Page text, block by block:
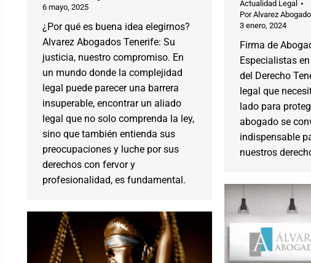
6 mayo, 2025
¿Por qué es buena idea elegirnos?
Alvarez Abogados Tenerife: Su
justicia, nuestro compromiso. En
un mundo donde la complejidad
legal puede parecer una barrera
insuperable, encontrar un aliado
legal que no solo comprenda la ley,
sino que también entienda sus
preocupaciones y luche por sus
derechos con fervor y
profesionalidad, es fundamental.
Actualidad Legal
PorAlvarez
3 enero, 2024
Firma de
Especialistas
del Derecho
legal que
lado para
abogado se
indispensable
nuestros